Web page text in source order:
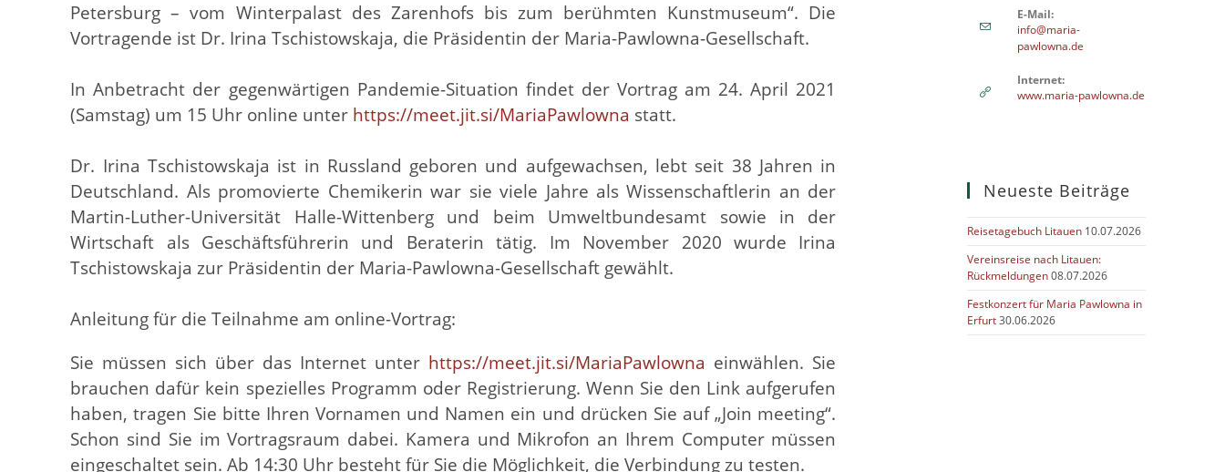
Petersburg – vom Winterpalast des Zarenhofs bis zum berühmten Kunstmuseum“. Die
Vortragende ist Dr. Irina Tschistowskaja, die Präsidentin der Maria-Pawlowna-Gesellschaft.
In Anbetracht der gegenwärtigen Pandemie-Situation findet der Vortrag am 24. April 2021
(Samstag) um 15 Uhr online unter https://meet.jit.si/MariaPawlowna statt.
Dr. Irina Tschistowskaja ist in Russland geboren und aufgewachsen, lebt seit 38 Jahren in
Deutschland. Als promovierte Chemikerin war sie viele Jahre als Wissenschaftlerin an der
Martin-Luther-Universität Halle-Wittenberg und beim Umweltbundesamt sowie in der
Wirtschaft als Geschäftsführerin und Beraterin tätig. Im November 2020 wurde Irina
Tschistowskaja zur Präsidentin der Maria-Pawlowna-Gesellschaft gewählt.
Anleitung für die Teilnahme am online-Vortrag:
Sie müssen sich über das Internet unter https://meet.jit.si/MariaPawlowna einwählen. Sie
brauchen dafür kein spezielles Programm oder Registrierung. Wenn Sie den Link aufgerufen
haben, tragen Sie bitte Ihren Vornamen und Namen ein und drücken Sie auf „Join meeting“.
Schon sind Sie im Vortragsraum dabei. Kamera und Mikrofon an Ihrem Computer müssen
eingeschaltet sein. Ab 14:30 Uhr besteht für Sie die Möglichkeit, die Verbindung zu testen.
E-Mail:
info@maria-
pawlowna.de
Internet:
www.maria-pawlowna.de
Neueste Beiträge
Reisetagebuch Litauen 10.07.2026
Vereinsreise nach Litauen:
Rückmeldungen08.07.2026
Festkonzert für Maria Pawlowna in
Erfurt30.06.2026